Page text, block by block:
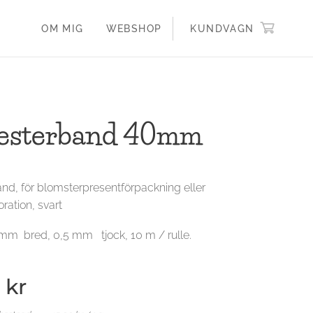
OM MIG WEBSHOP KUNDVAGN
40mm
för blomsterpresentförpackning eller
svart
bred, 0,5 mm tjock, 10 m / rulle.
kr